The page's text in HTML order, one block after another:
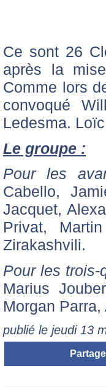
Ce sont 26
après la
Comme lors
convoqué
Ledesma.
Le groupe :
Pour les
Cabello,
Jacquet,
Privat,
Zirakashvili.
Pour les trois-
Marius
Morgan
publié le jeudi 13